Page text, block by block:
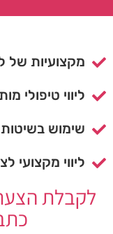
מקצועיות של
ליווי טיפולי
שימוש
ליווי מקצועי
לקבלת